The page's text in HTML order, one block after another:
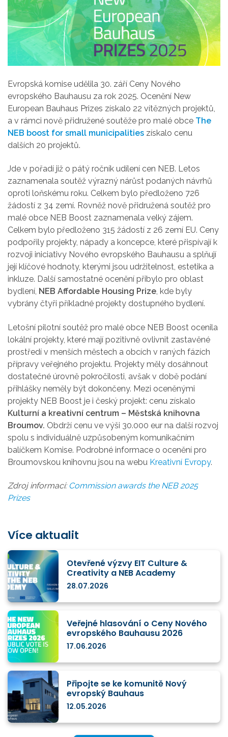
Evropská komise udělila 30. září Ceny Nového
evropského Bauhausu za rok 2025. Ocenění New
European Bauhaus Prizes získalo 22 vítězných projektů,
a v rámci nově přidružené soutěže pro malé obce The
NEB boost for small municipalities získalo cenu
dalších 20 projektů.
Jde v pořadí již o pátý ročník udílení cen NEB. Letos
zaznamenala soutěž výrazný nárůst podaných návrhů
oproti loňskému roku. Celkem bylo předloženo 726
žádostí z 34 zemí. Rovněž nově přidružená soutěž pro
malé obce NEB Boost zaznamenala velký zájem.
Celkem bylo předloženo 315 žádostí z 26 zemí EU. Ceny
podpořily projekty, nápady a koncepce, které přispívají k
rozvoji iniciativy Nového evropského Bauhausu a splňují
její klíčové hodnoty, kterými jsou udržitelnost, estetika a
inkluze. Další samostatné ocenění přibylo pro oblast
bydlení, NEB Affordable Housing Prize, kde byly
vybrány čtyři příkladné projekty dostupného bydlení.
Letošní pilotní soutěž pro malé obce NEB Boost ocenila
lokální projekty, které mají pozitivně ovlivnit zastavěné
prostředí v menších městech a obcích v raných fázích
přípravy veřejného projektu. Projekty měly dosáhnout
dostatečné úrovně pokročilosti, avšak v době podání
přihlášky neměly být dokončeny. Mezi oceněnými
projekty NEB Boost je i český projekt: cenu získalo
Kulturní a kreativní centrum – Městská knihovna
Broumov. Obdrží cenu ve výši 30.000 eur na další rozvoj
spolu s individuálně uzpůsobeným komunikačním
balíčkem Komise. Podrobné informace o ocenění pro
Broumovskou knihovnu jsou na webu Kreativní Evropy.
Zdroj informací: Commission awards the NEB 2025
Prizes
Více aktualit
Otevřené výzvy EIT Culture &
Creativity a NEB Academy
28.07.2026
Veřejné hlasování o Ceny Nového
evropského Bauhausu 2026
17.06.2026
Připojte se ke komunitě Nový
evropský Bauhaus
12.05.2026